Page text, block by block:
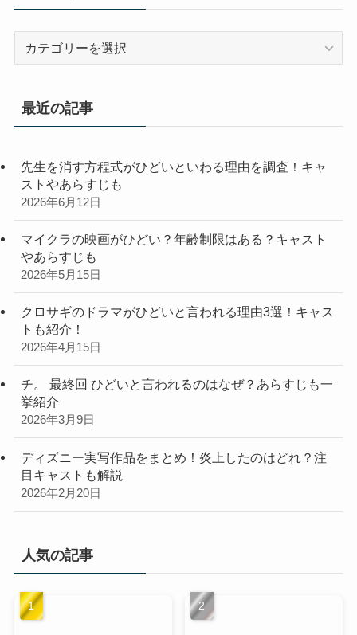
リ
最近の記事
先生を消す方程式がひどいといわる理由を調査！キャ
ストやあらすじも
2026年6月12日
マイクラの映画がひどい？年齢制限はある？キャスト
やあらすじも
2026年5月15日
クロサギのドラマがひどいと言われる理由3選！キャス
トも紹介！
2026年4月15日
チ。 最終回 ひどいと言われるのはなぜ？あらすじも一
挙紹介
2026年3月9日
ディズニー実写作品をまとめ！炎上したのはどれ？注
目キャストも解説
2026年2月20日
人気の記事